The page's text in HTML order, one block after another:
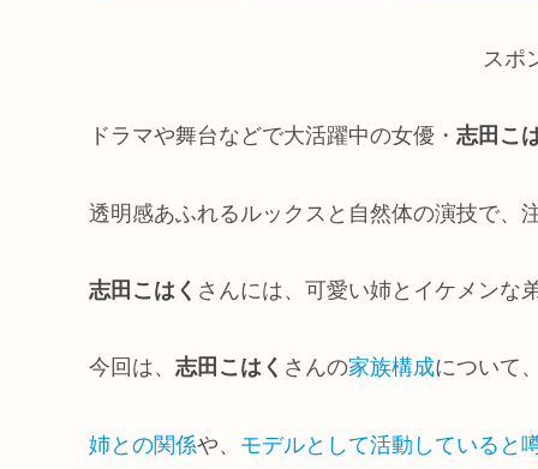
スポ
ドラマや舞台などで大活躍中の女優・ 志田こ
透明感あふれるルックスと自然体の演技で、
志田こはく さんには、可愛い姉とイケメンな
今回は、 志田こはく さんの家族構成について
姉との関係や、 モデルとして活動していると